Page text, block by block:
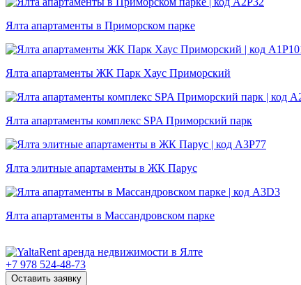
Ялта апартаменты в Приморском парке
Ялта апартаменты ЖК Парк Хаус Приморский
Ялта апартаменты комплекс SPA Приморский парк
Ялта элитные апартаменты в ЖК Парус
Ялта апартаменты в Массандровском парке
+7 978 524-48-73
Оставить заявку